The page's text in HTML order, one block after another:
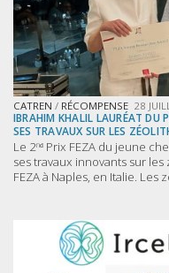
CATREN / RÉCOMPENSE 28
IBRAHIM KHALIL LAURÉAT DU
SES TRAVAUX SUR LES
Le 2ⁿᵈ Prix FEZA du jeune
ses travaux innovants sur
FEZA à Naples, en Italie.